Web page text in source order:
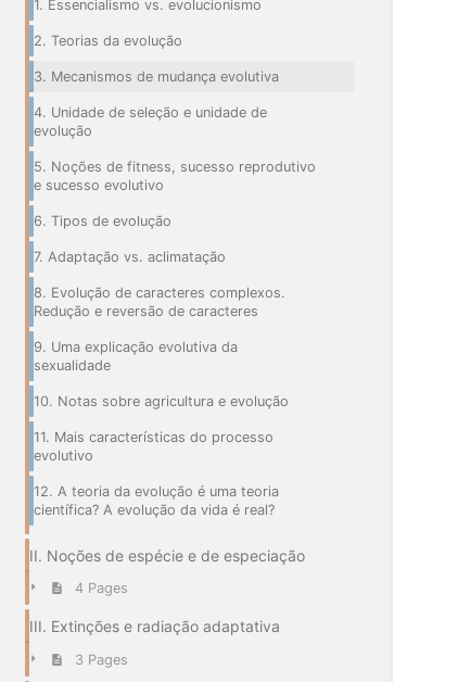
1. Essencialismo vs. evolucionismo
2. Teorias da evolução
3. Mecanismos de mudança evolutiva
4. Unidade de seleção e unidade de
evolução
5. Noções de fitness, sucesso reprodutivo
e sucesso evolutivo
6. Tipos de evolução
7. Adaptação vs. aclimatação
8. Evolução de caracteres complexos.
Redução e reversão de caracteres
9. Uma explicação evolutiva da
sexualidade
10. Notas sobre agricultura e evolução
11. Mais características do processo
evolutivo
12. A teoria da evolução é uma teoria
científica? A evolução da vida é real?
II. Noções de espécie e de especiação
4 Pages
III. Extinções e radiação adaptativa
3 Pages